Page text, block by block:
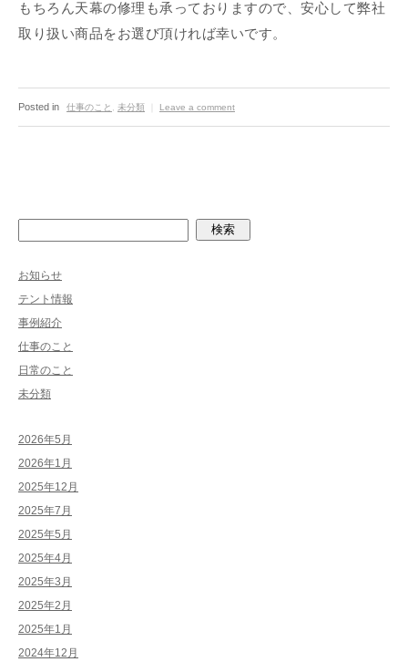
もちろん天幕の修理も承っておりますので、安心して弊社
取り扱い商品をお選び頂ければ幸いです。
Posted in 仕事のこと , 未分類 Leave a comment
検索
お知らせ
テント情報
事例紹介
仕事のこと
日常のこと
未分類
2026年5月
2026年1月
2025年12月
2025年7月
2025年5月
2025年4月
2025年3月
2025年2月
2025年1月
2024年12月